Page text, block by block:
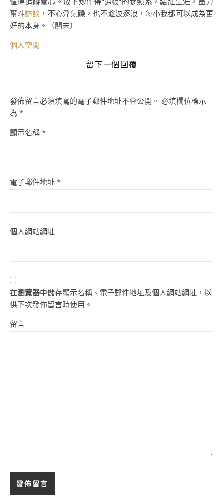
奮斗訪談 ，不心浮氣躁，也不趁波逐浪，每小我都可以成為更
好的本身。（關末）
個人空間
留下一個回覆
發佈留言必須填寫的電子郵件地址不會公開。 必填欄位標示
為 *
顯示名稱 *
電子郵件地址 *
個人網站網址
在瀏覽器中儲存顯示名稱、電子郵件地址及個人網站網址，以
供下次發佈留言時使用。
留言